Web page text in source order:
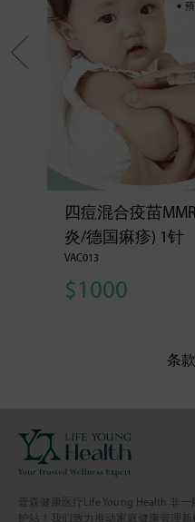
四痘混合疫苗​
炎/德国痳疹) 1针
VAC013
$1000
条
壹森健康医疗Life Young Health 非
护站！我们致力推动家庭健康管理